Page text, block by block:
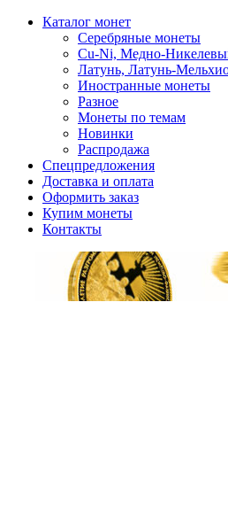
Каталог монет
Серебряные монеты
Cu-Ni, Медно-
Латунь, Латунь-
Иностранные монеты
Разное
Монеты по темам
Новинки
Распродажа
Спецпредложения
Доставка и оплата
Оформить заказ
Купим монеты
Контакты